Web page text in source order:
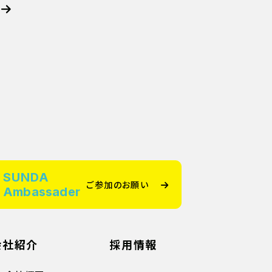
SUNDA
Ambassader
ご参加のお願い
紹介 採用情報